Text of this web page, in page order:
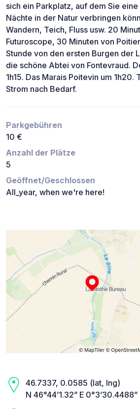
sich ein Parkplatz, auf dem Sie
Nächte in der Natur verbringen
Wandern, Teich, Fluss usw. 20
Futuroscope, 30 Minuten von
Stunde von den ersten Burgen der
die schöne Abtei von Fontevraud.
1h15. Das Marais Poitevin um 1h20.
Strom nach Bedarf.
Parkgebühren
10 €
Anzahl der Plätze
5
Geöffnet/Geschlossen
All_year, when we're here!
46.7337, 0.0585 (lat, lng)
N 46°44’1.32” E 0°3’30.4488”